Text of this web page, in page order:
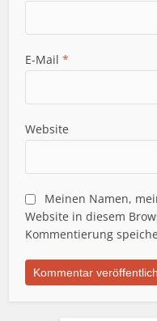
E-Mail*
Website
Meinen Namen,
Website in diesem
Kommentierung